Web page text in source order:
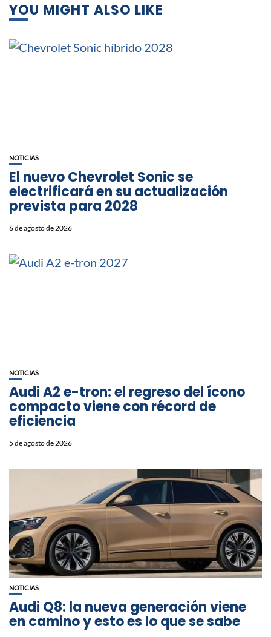
YOU MIGHT ALSO LIKE
NOTICIAS
El nuevo Chevrolet Sonic se
electrificará en su actualización
prevista para 2028
6 de agosto de 2026
NOTICIAS
Audi A2 e-tron: el regreso del ícono
compacto viene con récord de
eficiencia
5 de agosto de 2026
NOTICIAS
Audi Q8: la nueva generación viene
en camino y esto es lo que se sabe